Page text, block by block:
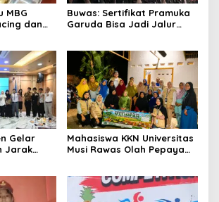
MBG
dan
Buwas: Sertifikat Pramuka
Garuda Bisa Jadi Jalur
Gelar
Jarak
Mahasiswa KKN Universitas
Musi Rawas Olah Pepaya
Desa Air Satan